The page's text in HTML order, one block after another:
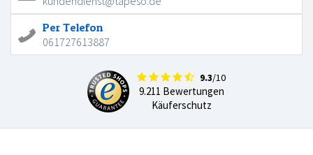
Per Telefon
061727613887
9.3/10
9.211 Bewertungen
Käuferschutz